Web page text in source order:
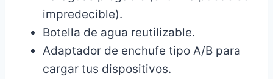
impredecible).
Botella de agua reutilizable.
Adaptador de enchufe tipo A/B para
cargar tus dispositivos.